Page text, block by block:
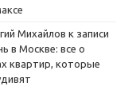
Михайлов к записи
в Москве: все о
квартир, которые